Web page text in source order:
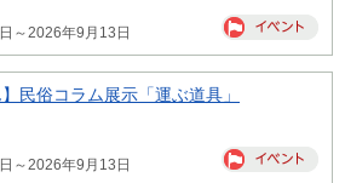
～2026年9月13日
】民俗コラム展示「運ぶ道具」
～2026年9月13日